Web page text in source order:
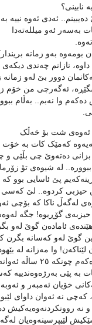
نابینی؟
ئەدی ئەوە نییە بە
بەسەر ئەو میللەتەدا
بومەوە بەو زمانە
داوە، نازانم چەندی
دوور بێ لەو زمانە
ئەگەرچی من خۆم
وا نەبم.. بەڵام
شت بۆ خەڵک
کەمێک کات بە خۆت
دەتەوێ چی بڵێی و
لە شیوەی تۆ
پێ ئاسایی بوو کە
حیزبی کردوە.. لێ
لەگەڵ ناکا کە بۆچی
گۆڕیوە! جگە
ئامادەن گوێ لەو
گوێ لەو کەسانە بگرن
لێناکەن! وا مەزانە لە
قسە دەکەم چونکە ٢٥
بە پێی بەرژەوەندییە
خۆیان ئەمبەر و
کەچی نە ئەوان داوای
نە روونکردنەوەیەکیش
لێیپرسینەوەیان